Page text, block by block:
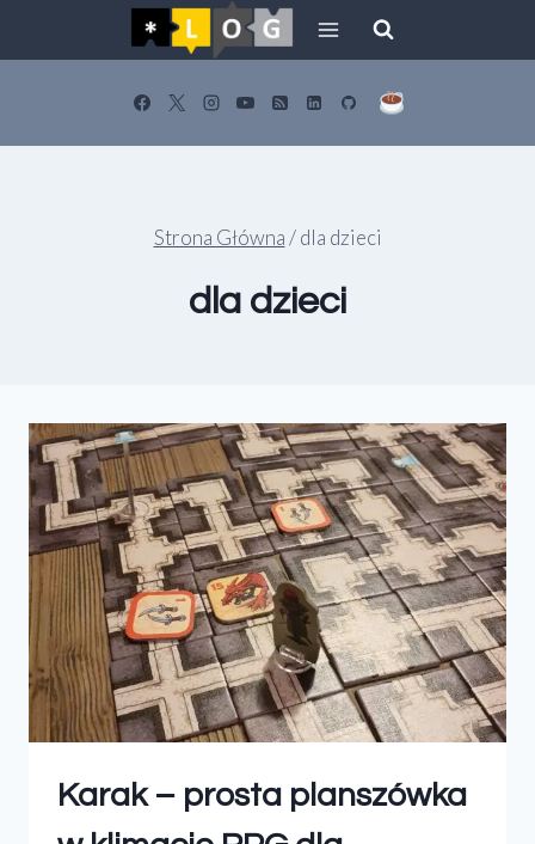
do
Strona Główna/ dla dzieci
dla dzieci
Karak – prosta planszówka